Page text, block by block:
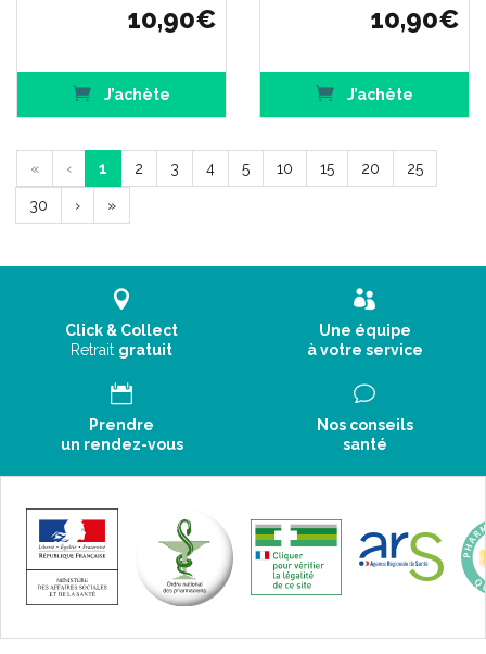
10,90€
J’achète
10,90€
J’achète
« ‹ 1 2 3 4 5 10 15 20 25
30 › »
Click & Collect
Retrait gratuit
Une équipe
à votre service
Prendre
un rendez-vous
Nos conseils
santé